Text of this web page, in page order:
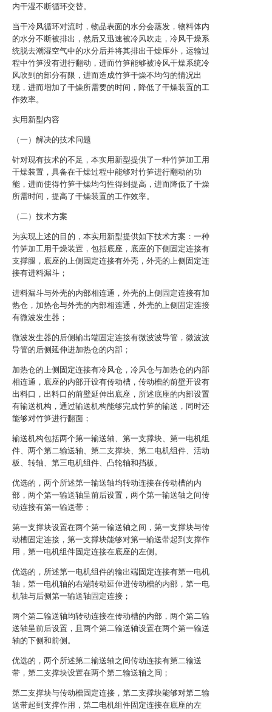
内干湿不断循环交替。
当干冷风循环对流时，物品表面的水分会蒸发，物料体内
的水分不断被排出，然后又迅速被冷风吹走，冷风干燥系
统脱去潮湿空气中的水分后并将其排出干燥库外，运输过
程中竹笋没有进行翻动，进而竹笋能够被冷风干燥系统冷
风吹到的部分有限，进而造成竹笋干燥不均匀的情况出
现，进而增加了干燥所需要的时间，降低了干燥装置的工
作效率。
实用新型内容
（一）解决的技术问题
针对现有技术的不足，本实用新型提供了一种竹笋加工用
干燥装置，具备在干燥过程中能够对竹笋进行翻动的功
能，进而使得竹笋干燥均匀性得到提高，进而降低了干燥
所需时间，提高了干燥装置的工作效率。
（二）技术方案
为实现上述的目的，本实用新型提供如下技术方案：一种
竹笋加工用干燥装置，包括底座，底座的下侧固定连接有
支撑腿，底座的上侧固定连接有外壳，外壳的上侧固定连
接有进料漏斗；
进料漏斗与外壳的内部相连通，外壳的上侧固定连接有加
热仓，加热仓与外壳的内部相连通，外壳的上侧固定连接
有微波发生器；
微波发生器的后侧输出端固定连接有微波波导管，微波波
导管的后侧延伸进加热仓的内部；
加热仓的上侧固定连接有冷风仓，冷风仓与加热仓的内部
相连通，底座的内部开设有传动槽，传动槽的前壁开设有
出料口，出料口的前壁延伸出底座，所述底座的内部设置
有输送机构，通过输送机构能够完成竹笋的输送，同时还
能够对竹笋进行翻面；
输送机构包括两个第一输送轴、第一支撑块、第一电机组
件、两个第二输送轴、第二支撑块、第二电机组件、活动
板、转轴、第三电机组件、凸轮轴和挡板。
优选的，两个所述第一输送轴均转动连接在传动槽的内
部，两个第一输送轴呈前后设置，两个第一输送轴之间传
动连接有第一输送带；
第一支撑块设置在两个第一输送轴之间，第一支撑块与传
动槽固定连接，第一支撑块能够对第一输送带起到支撑作
用，第一电机组件固定连接在底座的左侧。
优选的，所述第一电机组件的输出端固定连接有第一电机
轴，第一电机轴的右端转动延伸进传动槽的内部，第一电
机轴与后侧第一输送轴固定连接；
两个第二输送轴均转动连接在传动槽的内部，两个第二输
送轴呈前后设置，且两个第二输送轴设置在两个第一输送
轴的下侧和前侧。
优选的，两个所述第二输送轴之间传动连接有第二输送
带，第二支撑块设置在两个第二输送轴之间；
第二支撑块与传动槽固定连接，第二支撑块能够对第二输
送带起到支撑作用，第二电机组件固定连接在底座的左